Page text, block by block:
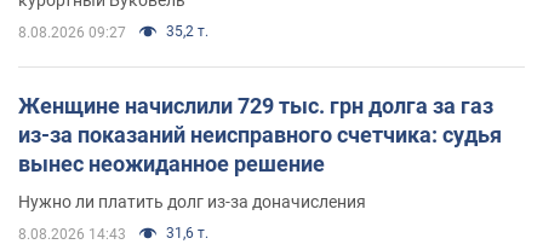
8.08.2026 09:27 35,2 т.
Женщине начислили 729 тыс. грн долга за газ
из-за показаний неисправного счетчика: судья
вынес неожиданное решение
Нужно ли платить долг из-за доначисления
8.08.2026 14:43 31,6 т.